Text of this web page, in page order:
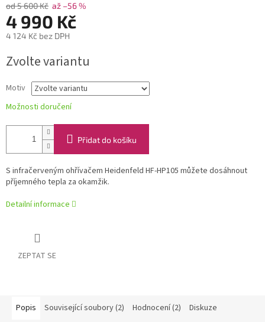
od 5 600 Kč až –56 %
4 990 Kč
4 124 Kč bez DPH
cena:
Zvolte variantu
Motiv
Možnosti doručení
Přidat do košíku
S infračerveným ohřívačem Heidenfeld HF-HP105 můžete dosáhnout
příjemného tepla za okamžik.
Detailní informace
ZEPTAT SE
Popis Související soubory (2) Hodnocení (2) Diskuze